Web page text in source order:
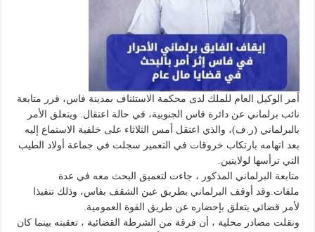
أمر الوكيل العام للملك لدى محكمة الاستئناف بمدينة فاس، قرر متابعة
نائب برلماني عن دائرة فاس الجنوبية، في حالة اعتقال. ويتعلق الأمر
بالبرلماني (ر.ف)، والذي اعتقل أمس الثلاثاء على خلفية الاستماع إليه
بعد اتهامه بارتكاب خروقات في التعمير سجلت في جماعة أولاد الطيب
التي ترأسها لولايتين.
متابعة البرلماني المذكور ، جاءت لتعميق البحث معه في عدة
ملفات.وقد أوقف البرلماني بطريق عين الشقف بفاس، وذلك تنفيذا
لأمر قضائي يتعلق بإحضاره عن طريق القوة العمومية.
ونقلت مصادر محلية ، أن فرقة من الشرطة القضائية ، تعقبته بينما كان